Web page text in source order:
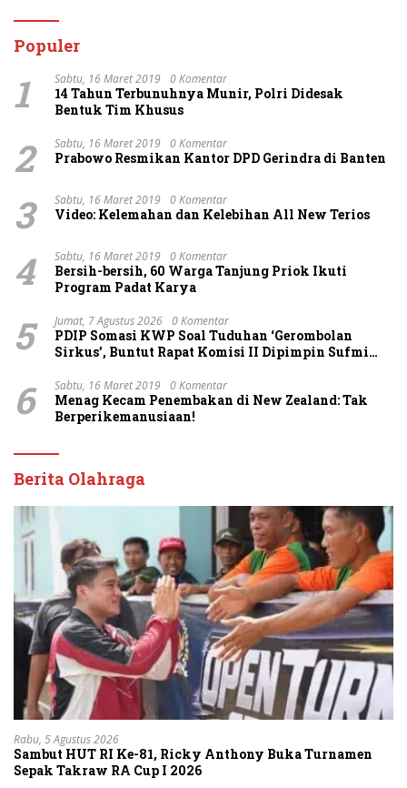
Populer
1 Sabtu, 16 Maret 2019 0 Komentar
14 Tahun Terbunuhnya Munir, Polri Didesak
Bentuk Tim Khusus
2 Sabtu, 16 Maret 2019 0 Komentar
Prabowo Resmikan Kantor DPD Gerindra di Banten
3 Sabtu, 16 Maret 2019 0 Komentar
Video: Kelemahan dan Kelebihan All New Terios
4 Sabtu, 16 Maret 2019 0 Komentar
Bersih-bersih, 60 Warga Tanjung Priok Ikuti
Program Padat Karya
5 Jumat, 7 Agustus 2026 0 Komentar
PDIP Somasi KWP Soal Tuduhan ‘Gerombolan
Sirkus’, Buntut Rapat Komisi II Dipimpin Sufmi
6 Sabtu, 16 Maret 2019 0 Komentar
Menag Kecam Penembakan di New Zealand: Tak
Berperikemanusiaan!
Berita Olahraga
Rabu, 5 Agustus 2026
Sambut HUT RI Ke-81, Ricky Anthony Buka Turnamen
Sepak Takraw RA Cup I 2026